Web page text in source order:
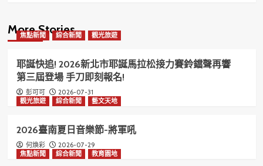
More Stories
焦點新聞 綜合新聞 觀光旅遊
耶誕快追! 2026新北市耶誕馬拉松接力賽鈴鐺聲再響
第三屆登場 手刀即刻報名!
彭可可
2026-07-31
觀光旅遊
綜合新聞 藝文天地
2026臺南夏日音樂節-將軍吼
何煥彩
2026-07-29
焦點新聞
綜合新聞 教育園地